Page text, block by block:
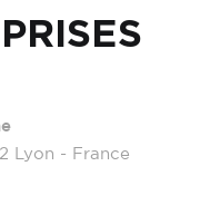
Lyon - France